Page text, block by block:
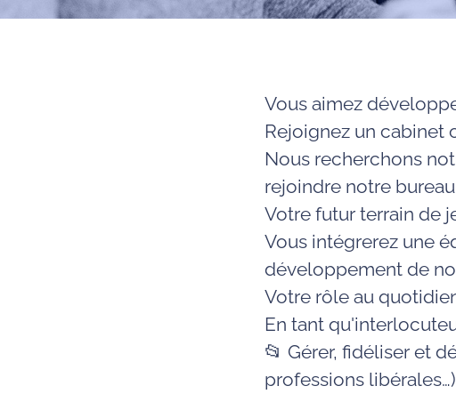
Vous aimez
Rejoignez un cabinet
Nous recherchons
rejoindre notre
Votre futur terrain de
Vous intégrerez une
développement de
Votre rôle au
En tant
📂 Gérer, fidéliser et
professions libérales…)